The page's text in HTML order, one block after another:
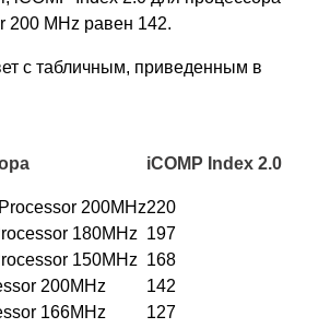
200 MHz равен 142.
с табличным, приведенным в
iCOMP Index 2.0
200MHz220
180MHz 197
150MHz 168
200MHz
142
166MHz
127